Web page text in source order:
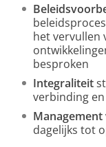
het vervullen
besproken
Integraliteit
verbinding
Management
dagelijks tot